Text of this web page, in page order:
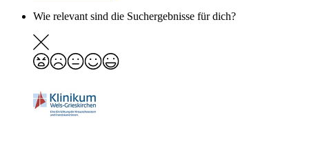
Wie relevant sind die Suchergebnisse für dich?